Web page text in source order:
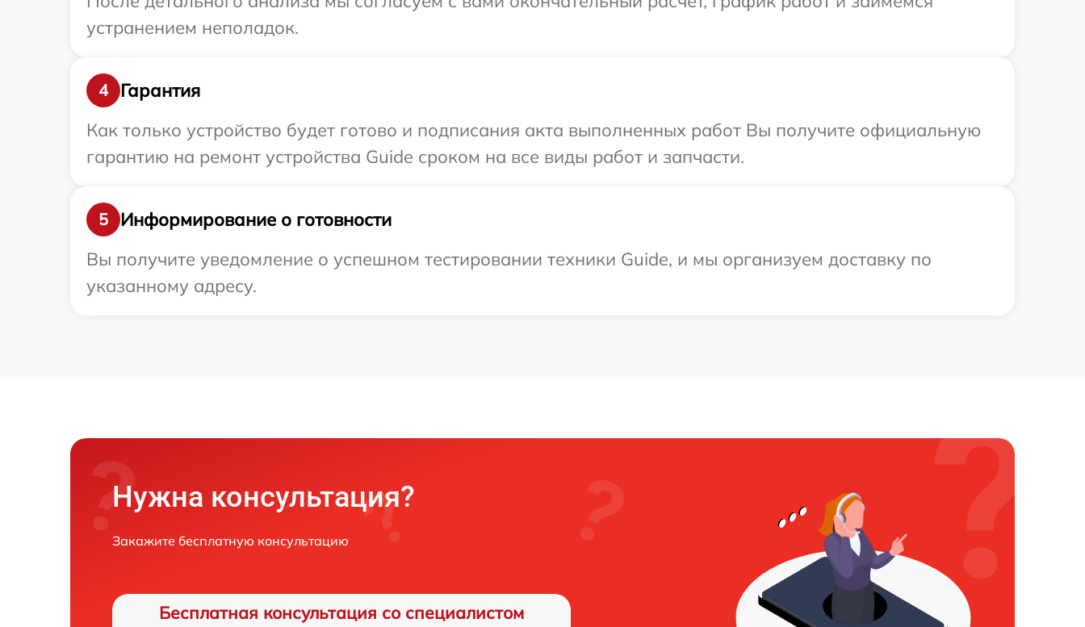
устранением неполадок.
4
Гарантия
Как только устройство будет готово и подписания акта выполненных работ Вы получите официальную
гарантию на ремонт устройства Guide сроком на все виды работ и запчасти.
5
Информирование о готовности
Вы получите уведомление о успешном тестировании техники Guide, и мы организуем доставку по
указанному адресу.
Нужна консультация?
Закажите бесплатную консультацию
Бесплатная консультация со специалистом